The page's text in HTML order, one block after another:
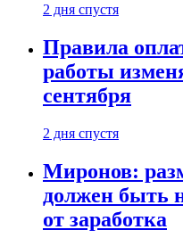
2 дня спустя
Правила
работы
сентября
2 дня спустя
Миронов:
должен быть
от заработка